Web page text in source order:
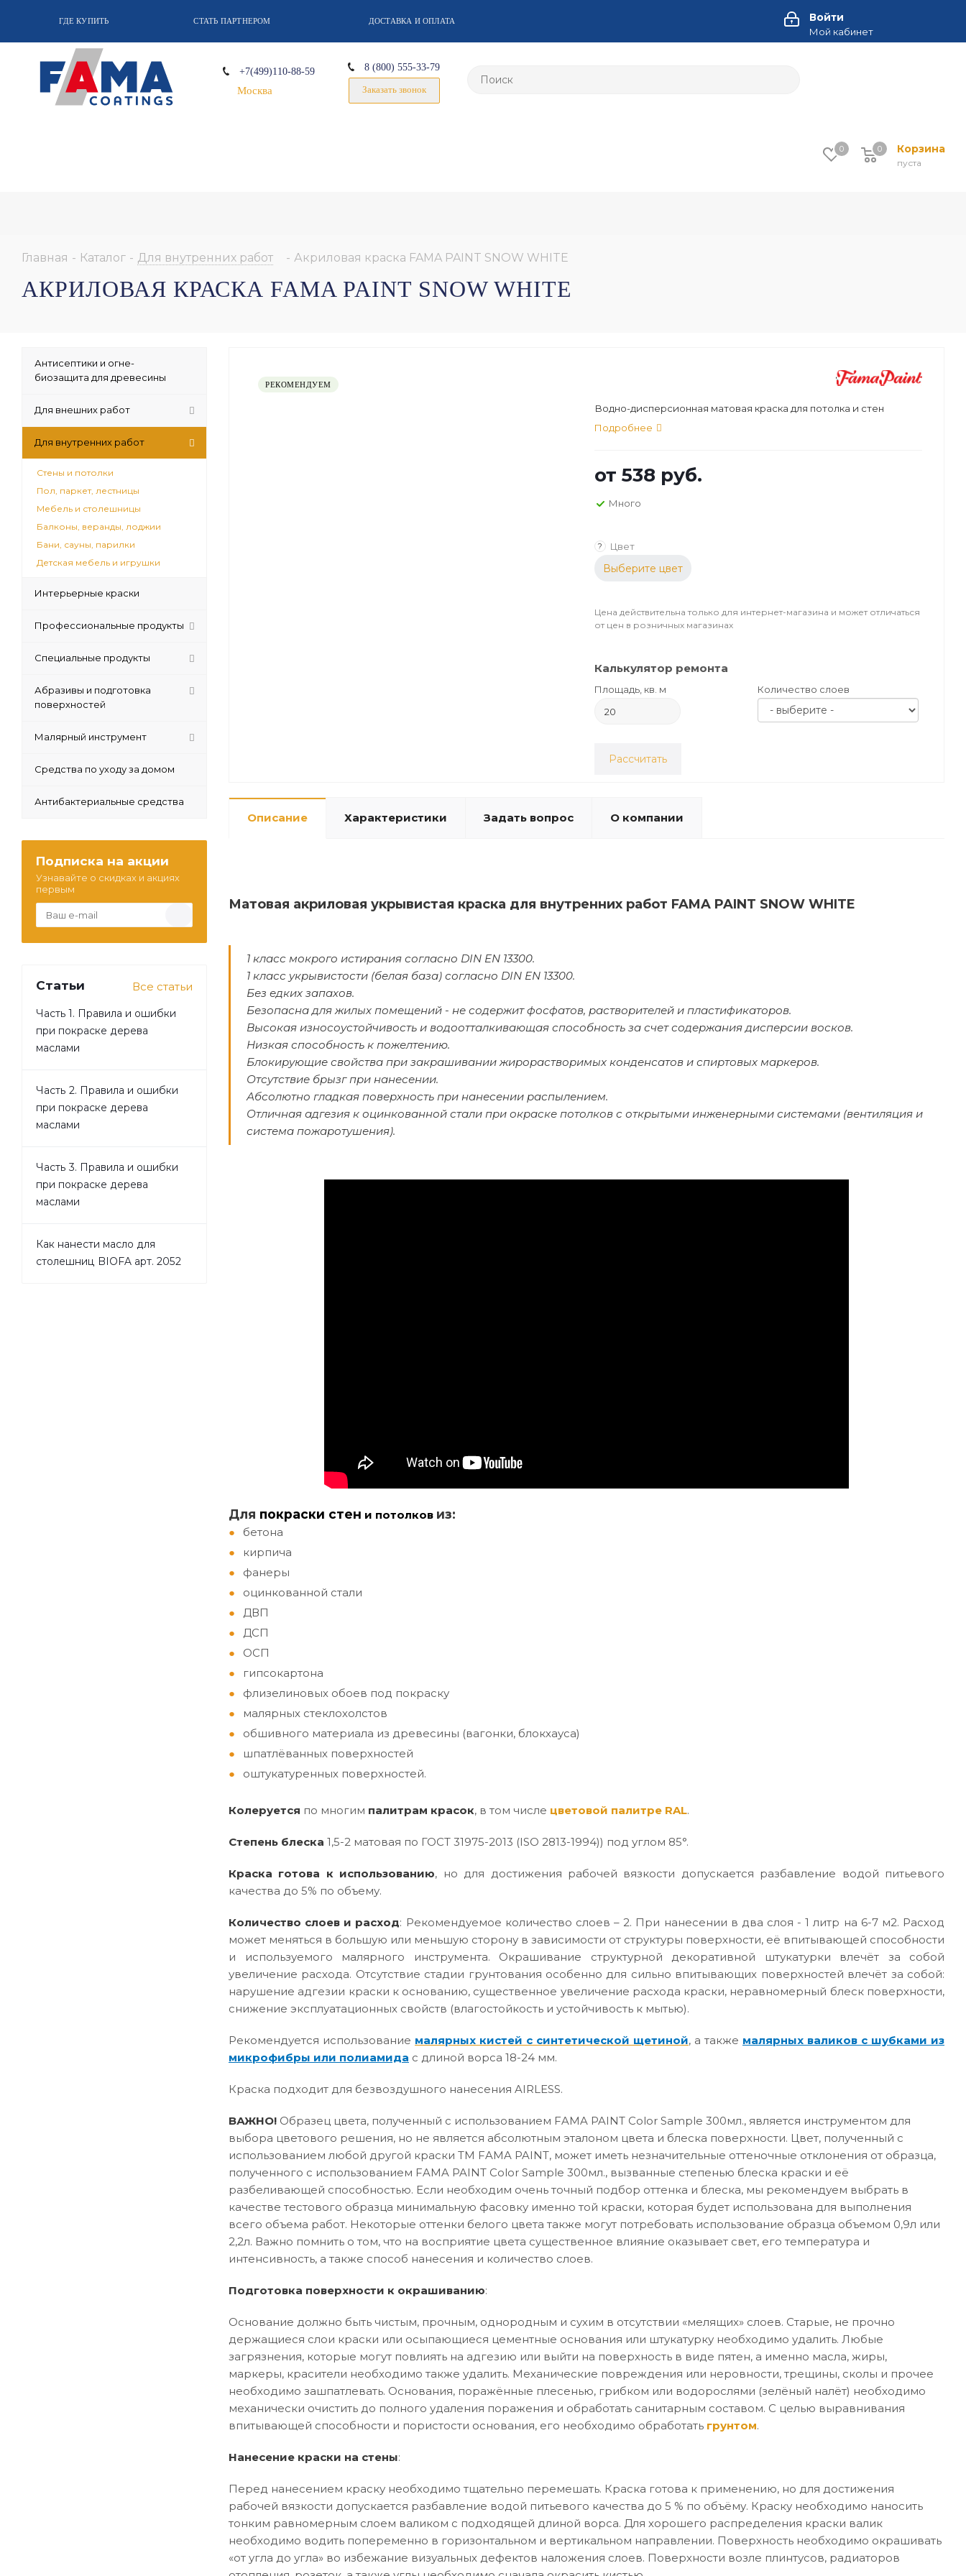
ГДЕ КУПИТЬ СТАТЬ ПАРТНЕРОМ ДОСТАВКА И ОПЛАТА Войти
Мой кабинет
+7(499)110-88-59
Москва
8 (800) 555-33-79
Заказать звонок
0 Корзина
пуста
0
Главная - Каталог - Для внутренних работ - Акриловая краска FAMA PAINT SNOW WHITE
АКРИЛОВАЯ КРАСКА FAMA PAINT SNOW WHITE
РЕКОМЕНДУЕМ
Водно-дисперсионная матовая краска для потолка и стен
Подробнее
от 538 руб.
Много
? Цвет
Выберите цвет
Цена действительна только для интернет-магазина и может отличаться
от цен в розничных магазинах
Калькулятор ремонта
Площадь, кв. м Количество слоев
Рассчитать
Описание Характеристики Задать вопрос О компании
Матовая акриловая укрывистая краска для внутренних работ FAMA PAINT SNOW WHITE
1 класс мокрого истирания согласно DIN EN 13300.
1 класс укрывистости (белая база) согласно DIN EN 13300.
Без едких запахов.
Безопасна для жилых помещений - не содержит фосфатов, растворителей и пластификаторов.
Высокая износоустойчивость и водоотталкивающая способность за счет содержания дисперсии восков.
Низкая способность к пожелтению.
Блокирующие свойства при закрашивании жирорастворимых конденсатов и спиртовых маркеров.
Отсутствие брызг при нанесении.
Абсолютно гладкая поверхность при нанесении распылением.
Отличная адгезия к оцинкованной стали при окраске потолков с открытыми инженерными системами (вентиляция и
система пожаротушения).
Для покраски стен и потолков из:
бетона
кирпича
фанеры
оцинкованной стали
ДВП
ДСП
ОСП
гипсокартона
флизелиновых обоев под покраску
малярных стеклохолстов
обшивного материала из древесины (вагонки, блокхауса)
шпатлёванных поверхностей
оштукатуренных поверхностей.
Колеруется по многим палитрам красок, в том числе цветовой палитре RAL.
Степень блеска 1,5-2 матовая по ГОСТ 31975-2013 (ISO 2813-1994)) под углом 85°.
Краска готова к использованию, но для достижения рабочей вязкости допускается разбавление водой питьевого
качества до 5% по объему.
Количество слоев и расход: Рекомендуемое количество слоев – 2. При нанесении в два слоя - 1 литр на 6-7 м2. Расход
может меняться в большую или меньшую сторону в зависимости от структуры поверхности, её впитывающей способности
и используемого малярного инструмента. Окрашивание структурной декоративной штукатурки влечёт за собой
увеличение расхода. Отсутствие стадии грунтования особенно для сильно впитывающих поверхностей влечёт за собой:
нарушение адгезии краски к основанию, существенное увеличение расхода краски, неравномерный блеск поверхности,
снижение эксплуатационных свойств (влагостойкость и устойчивость к мытью).
Рекомендуется использование малярных кистей с синтетической щетиной, а также малярных валиков с шубками из
микрофибры или полиамида с длиной ворса 18-24 мм.
Краска подходит для безвоздушного нанесения AIRLESS.
ВАЖНО! Образец цвета, полученный с использованием FAMA PAINT Color Sample 300мл., является инструментом для
выбора цветового решения, но не является абсолютным эталоном цвета и блеска поверхности. Цвет, полученный с
использованием любой другой краски ТМ FAMA PAINT, может иметь незначительные оттеночные отклонения от образца,
полученного с использованием FAMA PAINT Color Sample 300мл., вызванные степенью блеска краски и её
разбеливающей способностью. Если необходим очень точный подбор оттенка и блеска, мы рекомендуем выбрать в
качестве тестового образца минимальную фасовку именно той краски, которая будет использована для выполнения
всего объема работ. Некоторые оттенки белого цвета также могут потребовать использование образца объемом 0,9л или
2,2л. Важно помнить о том, что на восприятие цвета существенное влияние оказывает свет, его температура и
интенсивность, а также способ нанесения и количество слоев.
Подготовка поверхности к окрашиванию:
Основание должно быть чистым, прочным, однородным и сухим в отсутствии «мелящих» слоев. Старые, не прочно
держащиеся слои краски или осыпающиеся цементные основания или штукатурку необходимо удалить. Любые
загрязнения, которые могут повлиять на адгезию или выйти на поверхность в виде пятен, а именно масла, жиры,
маркеры, красители необходимо также удалить. Механические повреждения или неровности, трещины, сколы и прочее
необходимо зашпатлевать. Основания, поражённые плесенью, грибком или водорослями (зелёный налёт) необходимо
механически очистить до полного удаления поражения и обработать санитарным составом. С целью выравнивания
впитывающей способности и пористости основания, его необходимо обработать грунтом.
Нанесение краски на стены:
Перед нанесением краску необходимо тщательно перемешать. Краска готова к применению, но для достижения
рабочей вязкости допускается разбавление водой питьевого качества до 5 % по объёму. Краску необходимо наносить
тонким равномерным слоем валиком с подходящей длиной ворса. Для хорошего распределения краски валик
необходимо водить попеременно в горизонтальном и вертикальном направлении. Поверхность необходимо окрашивать
«от угла до угла» во избежание визуальных дефектов наложения слоев. Поверхности возле плинтусов, радиаторов
Антисептики и огне-
биозащита для древесины
Для внешних работ
Для внутренних работ
Стены и потолки
Пол, паркет, лестницы
Мебель и столешницы
Балконы, веранды, лоджии
Бани, сауны, парилки
Детская мебель и игрушки
Интерьерные краски
Профессиональные продукты
Специальные продукты
Абразивы и подготовка
поверхностей
Малярный инструмент
Средства по уходу за домом
Антибактериальные средства
Подписка на акции
Узнавайте о скидках и акциях
первым
Статьи Все статьи
Часть 1. Правила и ошибки
при покраске дерева
маслами
Часть 2. Правила и ошибки
при покраске дерева
маслами
Часть 3. Правила и ошибки
при покраске дерева
маслами
Как нанести масло для
столешниц BIOFA арт. 2052